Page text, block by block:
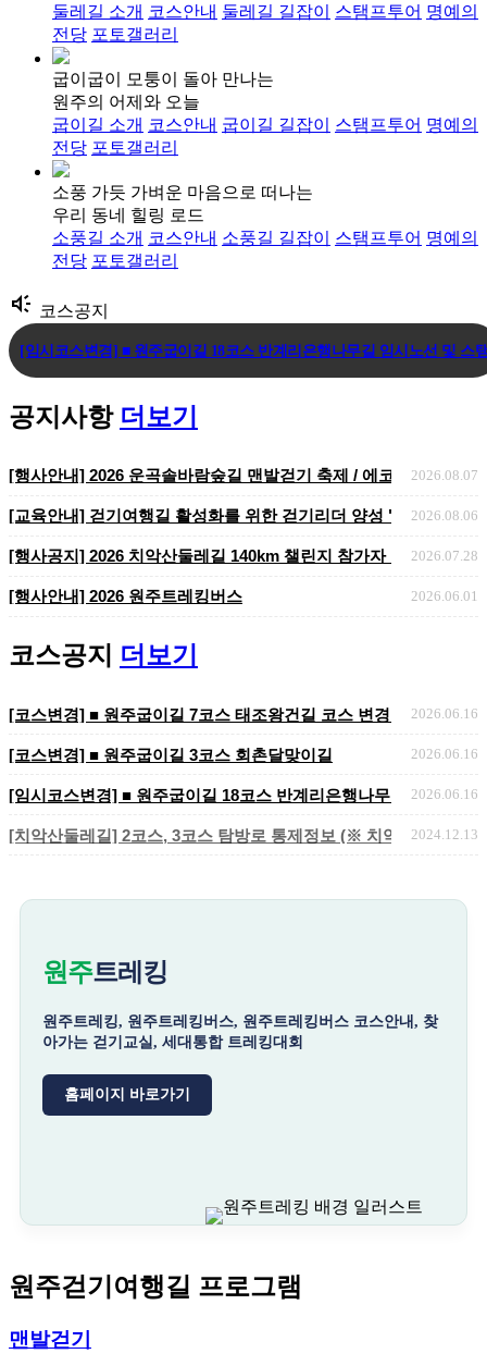
둘레길 소개 코스안내 둘레길 길잡이 스탬프투어 명예의
전당 포토갤러리
굽이굽이 모퉁이 돌아 만나는
원주의 어제와 오늘
굽이길 소개 코스안내 굽이길 길잡이 스탬프투어 명예의
전당 포토갤러리
소풍 가듯 가벼운 마음으로 떠나는
우리 동네 힐링 로드
소풍길 소개 코스안내 소풍길 길잡이 스탬프투어 명예의
전당 포토갤러리
brand_awareness 코스공지
[임시코스변경] ■ 원주굽이길 18코스 반계리은행나무길 임시노선 및 스
[코스변경] ■ 원주굽이길 7코스 태조왕건길 코스 변경 안내
[코스변경] ■ 원주굽이길 3코스 회촌달맞이길
공지사항 더보기
[행사안내] 2026 운곡솔바람숲길 맨발걷기 축제 / 에코힐링 맨발
2026.08.07
[교육안내] 걷기여행길 활성화를 위한 걷기리더 양성 "걷기지도자
2026.08.06
​​​​​​​[행사공지] 2026 치악산둘레길 140km 챌린지 참가자 .. 2026.07.28
[행사안내] 2026 원주트레킹버스 2026.06.01
코스공지 더보기
[코스변경] ■ 원주굽이길 7코스 태조왕건길 코스 변경 안내2026.06.16
[코스변경] ■ 원주굽이길 3코스 회촌달맞이길 2026.06.16
[임시코스변경] ■ 원주굽이길 18코스 반계리은행나무길 임시노선
2026.06.16
[치악산둘레길] 2코스, 3코스 탐방로 통제정보 (※ 치악산국립공원
2024.12.13
원주트레킹
원주트레킹, 원주트레킹버스, 원주트레킹버스 코스안내, 찾
아가는 걷기교실, 세대통합 트레킹대회
홈페이지 바로가기
원주걷기여행길 프로그램
맨발걷기